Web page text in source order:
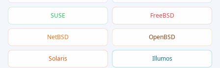
SUSE FreeBSD
NetBSD OpenBSD
Solaris Illumos